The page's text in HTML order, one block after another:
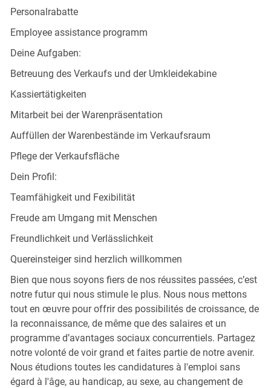
Personalrabatte
Employee assistance programm
Deine Aufgaben:
Betreuung des Verkaufs und der Umkleidekabine
Kassiertätigkeiten
Mitarbeit bei der Warenpräsentation
Auffüllen der Warenbestände im Verkaufsraum
Pflege der Verkaufsfläche
Dein Profil:
Teamfähigkeit und Fexibilität
Freude am Umgang mit Menschen
Freundlichkeit und Verlässlichkeit
Quereinsteiger sind herzlich willkommen
Bien que nous soyons fiers de nos réussites passées, c’est
notre futur qui nous stimule le plus. Nous nous mettons
tout en œuvre pour offrir des possibilités de croissance, de
la reconnaissance, de même que des salaires et un
programme d’avantages sociaux concurrentiels. Partagez
notre volonté de voir grand et faites partie de notre avenir.
Nous étudions toutes les candidatures à l'emploi sans
égard à l'âge, au handicap, au sexe, au changement de